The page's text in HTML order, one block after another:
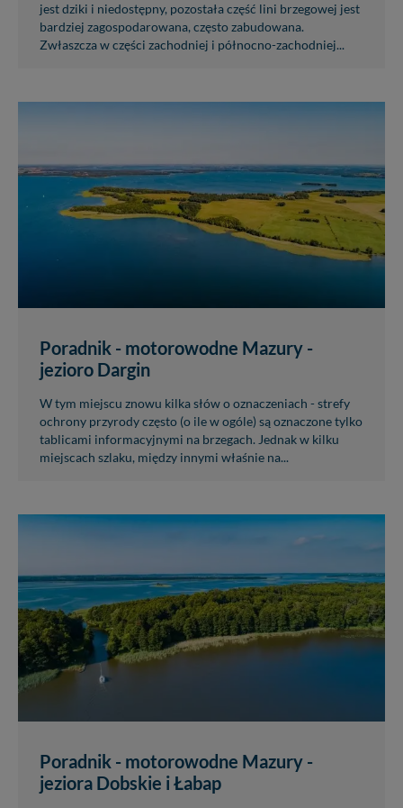
jest dziki i niedostępny, pozostała część lini brzegowej jest
bardziej zagospodarowana, często zabudowana.
Zwłaszcza w części zachodniej i północno-zachodniej...
Poradnik - motorowodne Mazury -
jezioro Dargin
W tym miejscu znowu kilka słów o oznaczeniach - strefy
ochrony przyrody często (o ile w ogóle) są oznaczone tylko
tablicami informacyjnymi na brzegach. Jednak w kilku
miejscach szlaku, między innymi właśnie na...
Poradnik - motorowodne Mazury -
jeziora Dobskie i Łabap